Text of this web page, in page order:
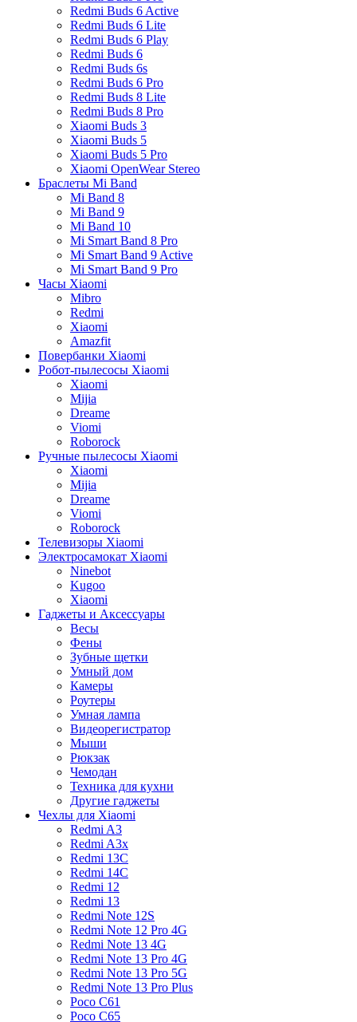
Redmi Buds 6 Active
Redmi Buds 6 Lite
Redmi Buds 6 Play
Redmi Buds 6
Redmi Buds 6s
Redmi Buds 6 Pro
Redmi Buds 8 Lite
Redmi Buds 8 Pro
Xiaomi Buds 3
Xiaomi Buds 5
Xiaomi Buds 5 Pro
Xiaomi OpenWear Stereo
Браслеты Mi Band
Mi Band 8
Mi Band 9
Mi Band 10
Mi Smart Band 8 Pro
Mi Smart Band 9 Active
Mi Smart Band 9 Pro
Часы Xiaomi
Mibro
Redmi
Xiaomi
Amazfit
Повербанки Xiaomi
Робот-пылесосы Xiaomi
Xiaomi
Mijia
Dreame
Viomi
Roborock
Ручные пылесосы Xiaomi
Xiaomi
Mijia
Dreame
Viomi
Roborock
Телевизоры Xiaomi
Электросамокат Xiaomi
Ninebot
Kugoo
Xiaomi
Гаджеты и Аксессуары
Весы
Фены
Зубные щетки
Умный дом
Камеры
Роутеры
Умная лампа
Видеорегистратор
Мыши
Рюкзак
Чемодан
Техника для кухни
Другие гаджеты
Чехлы для Xiaomi
Redmi A3
Redmi A3x
Redmi 13C
Redmi 14C
Redmi 12
Redmi 13
Redmi Note 12S
Redmi Note 12 Pro 4G
Redmi Note 13 4G
Redmi Note 13 Pro 4G
Redmi Note 13 Pro 5G
Redmi Note 13 Pro Plus
Poco C61
Poco C65